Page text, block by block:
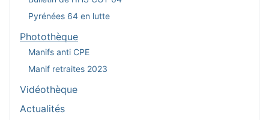
Pyrénées 64 en lutte
Photothèque
Manifs anti CPE
Manif retraites 2023
Vidéothèque
Actualités